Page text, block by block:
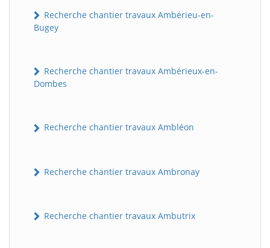
Recherche chantier travaux Ambérieu-en-
Bugey
Recherche chantier travaux Ambérieux-en-
Dombes
Recherche chantier travaux Ambléon
Recherche chantier travaux Ambronay
Recherche chantier travaux Ambutrix